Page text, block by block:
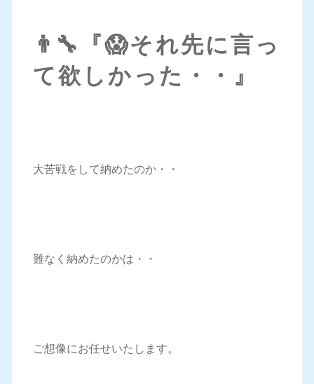
👨‍🔧『😱それ先に言っ
て欲しかった・・』
大苦戦をして納めたのか・・
難なく納めたのかは・・
ご想像にお任せいたします。